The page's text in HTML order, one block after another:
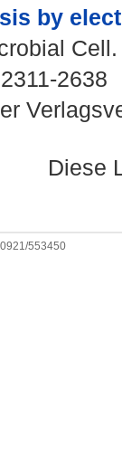
by
2638
Diese
553450